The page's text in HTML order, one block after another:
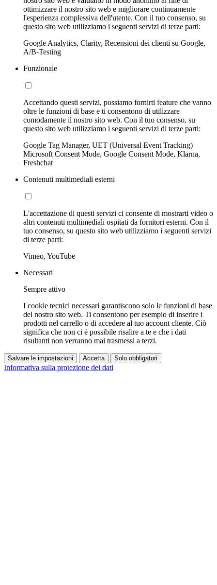
ottimizzare il nostro sito web e migliorare continuamente
l'esperienza complessiva dell'utente. Con il tuo consenso, su
questo sito web utilizziamo i seguenti servizi di terze parti:
Google Analytics, Clarity, Recensioni dei clienti su Google,
A/B-Testing
Funzionale
Accettando questi servizi, possiamo fornirti feature che vanno
oltre le funzioni di base e ti consentono di utilizzare
comodamente il nostro sito web. Con il tuo consenso, su
questo sito web utilizziamo i seguenti servizi di terze parti:
Google Tag Manager, UET (Universal Event Tracking)
Microsoft Consent Mode, Google Consent Mode, Klarna,
Freshchat
Contenuti multimediali esterni
L'accettazione di questi servizi ci consente di mostrarti video o
altri contenuti multimediali ospitati da fornitori esterni. Con il
tuo consenso, su questo sito web utilizziamo i seguenti servizi
di terze parti:
Vimeo, YouTube
Necessari
Sempre attivo
I cookie tecnici necessari garantiscono solo le funzioni di base
del nostro sito web. Ti consentono per esempio di inserire i
prodotti nel carrello o di accedere al tuo account cliente. Ciò
significa che non ci è possibile risalire a te e che i dati
risultanti non verranno mai trasmessi a terzi.
Salvare le impostazioni Accetta Solo obbligatori
Informativa sulla protezione dei dati